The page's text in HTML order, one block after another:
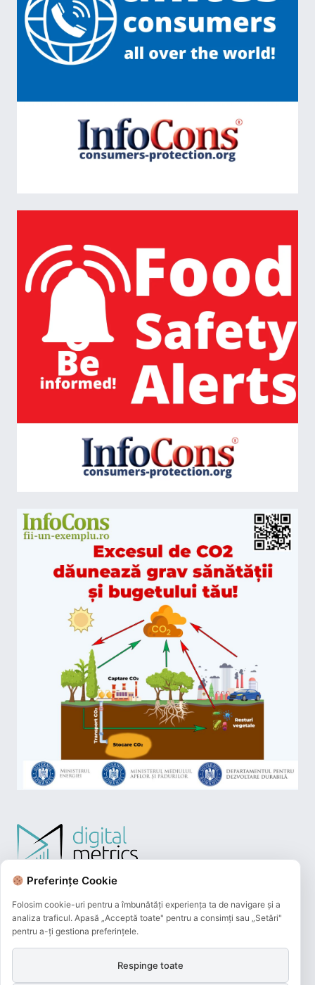
Preferințe Cookie
Folosim cookie-uri pentru a îmbunătăți experiența ta de navigare și a
analiza traficul. Apasă „Acceptă toate" pentru a consimți sau „Setări"
pentru a-ți gestiona preferințele.
Respinge toate